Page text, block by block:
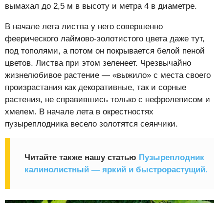
вымахал до 2,5 м в высоту и метра 4 в диаметре.
В начале лета листва у него совершенно
феерического лаймово-золотистого цвета даже тут,
под тополями, а потом он покрывается белой пеной
цветов. Листва при этом зеленеет. Чрезвычайно
жизнелюбивое растение — «выжило» с места своего
произрастания как декоративные, так и сорные
растения, не справившись только с нефролеписом и
хмелем. В начале лета в окрестностях
пузыреплодника весело золотятся сеянчики.
Читайте также нашу статью Пузыреплодник
калинолистный — яркий и быстрорастущий.